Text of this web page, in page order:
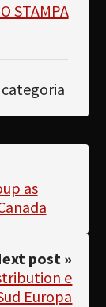
STAMPA
categoria
as
post »
e
Europa